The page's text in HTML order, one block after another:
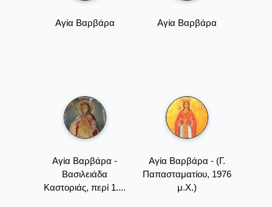
Αγία Βαρβάρα Αγία Βαρβάρα
Αγία Βαρβάρα -
Βασιλειάδα
Καστοριάς, περί 1....
Αγία Βαρβάρα - (Γ.
Παπασταματίου, 1976
μ.Χ.)